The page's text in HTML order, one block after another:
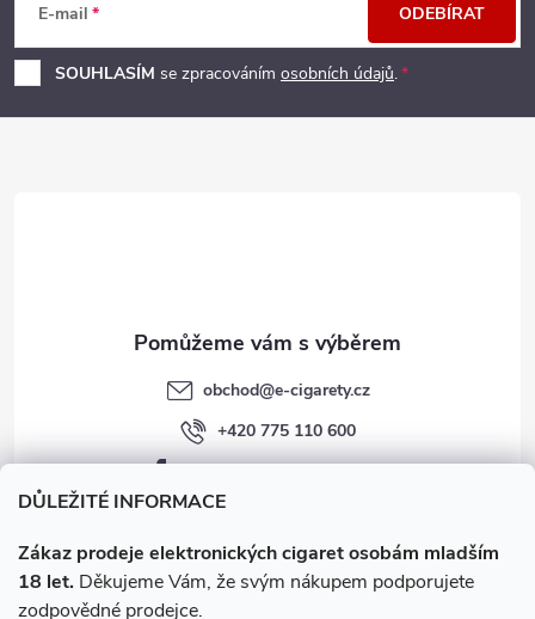
DŮLEŽITÉ INFORMACE
Zákaz prodeje elektronických cigaret osobám mladším
18 let. Děkujeme Vám, že svým nákupem podporujete
zodpovědné prodejce.
p
a
E-mail
SOUHLASÍM se zpracováním osobních údajů.
ODEBÍRAT
obchod@e-cigarety.cz
+420 775 110 600
facebook.com/e-cigarety.cz